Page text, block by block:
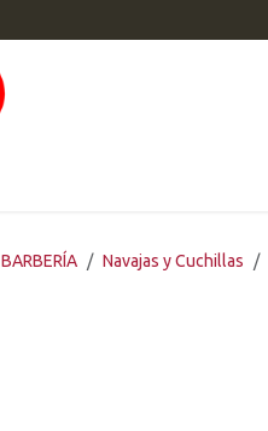
BARBERÍA Navajas y Cuchillas